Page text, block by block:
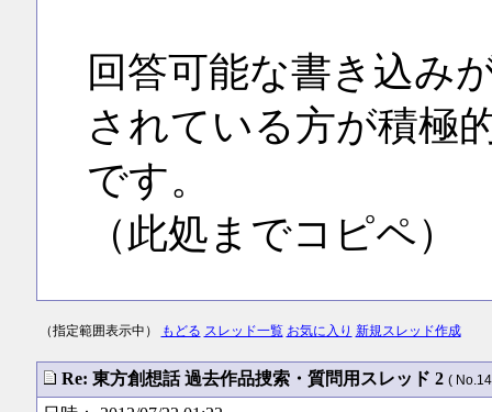
回答可能な書き込み
されている方が積極
です。
（此処までコピペ）
（指定範囲表示中） もどる スレッド一覧 お気に入り 新規スレッド作成
Re: 東方創想話 過去作品捜索・質問用スレッド 2 (